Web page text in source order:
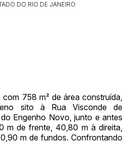
DO RIO DE JANEIRO
758 m² de área construída,
sito à Rua Visconde de
Engenho Novo, junto e antes
m de frente, 40,80 m à direita,
m de fundos. Confrontando
lances ou